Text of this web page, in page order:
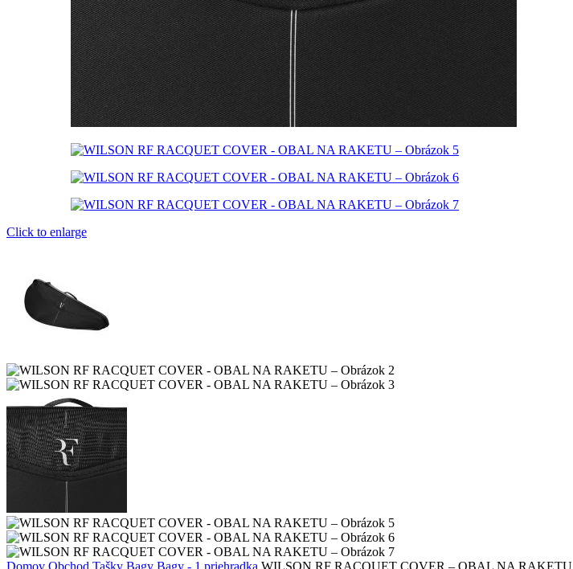
Click to enlarge
Domov Obchod Tašky Bagy Bagy - 1 priehradka WILSON RF RACQUET COVER – OBAL NA RAKETU